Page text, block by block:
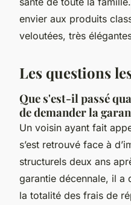
envier aux produits
veloutées, très
Les questions
Que s'est-il passé
de demander la
Un voisin ayant fait
s’est retrouvé face à
structurels deux ans
garantie décennale, il a
la totalité des frais de